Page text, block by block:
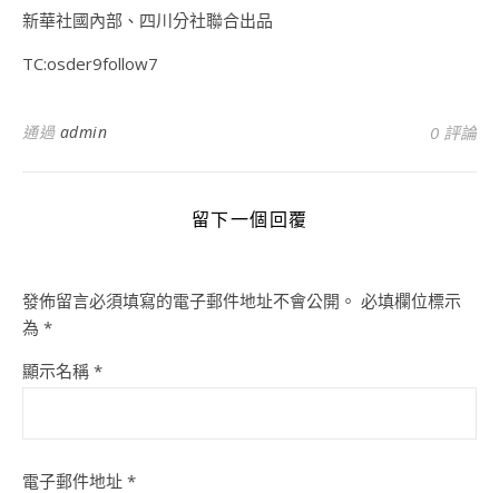
新華社國內部、四川分社聯合出品
TC:osder9follow7
通過 admin 0 評論
留下一個回覆
發佈留言必須填寫的電子郵件地址不會公開。 必填欄位標示
為 *
顯示名稱 *
電子郵件地址 *